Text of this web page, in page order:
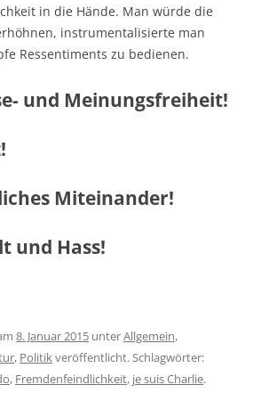
in die Hände. Man würde die
instrumentalisierte man
Ressentiments zu bedienen.
und Meinungsfreiheit!
Miteinander!
und Hass!
8. Januar 2015 unterAllgemein,
, Politikveröffentlicht. Schlagwörter:
, Fremdenfeindlichkeit, je suis Charlie.